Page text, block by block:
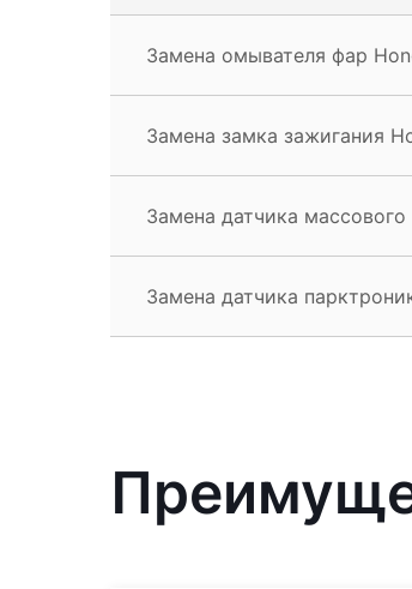
Замена омывателя фар
Замена замка зажигания
Замена датчика
Замена датчика